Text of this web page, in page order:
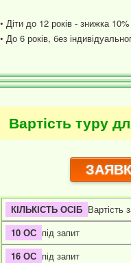
• Діти до 12 років - знижка 10%
• До 6 років, без
Вартість туру
Вартість
під запит
під запит